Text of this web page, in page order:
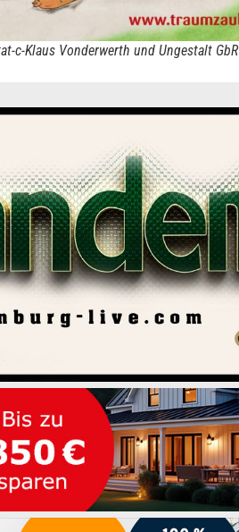
c-Klaus Vonderwerth und Ungestalt GbR